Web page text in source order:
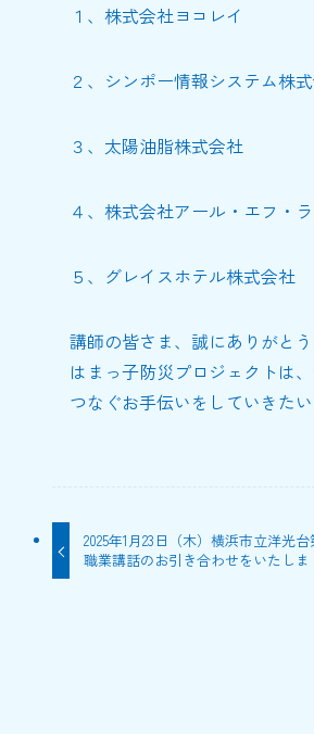
１、株式会社ヨコレイ
２、シンポー情報システム株
３、太陽油脂株式会社
４、株式会社アール・エフ・
５、グレイスホテル株式会社
講師の皆さま、誠にありがとう
はまっ子防災プロジェクトは
つなぐお手伝いをしていきたい
2025年1月23日（木）横浜市立洋光
職業講話のお引き合わせをいたしま